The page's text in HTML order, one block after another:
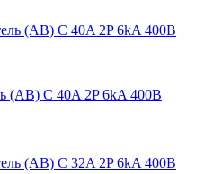
(АВ) C 40A 2P 6kA 400В